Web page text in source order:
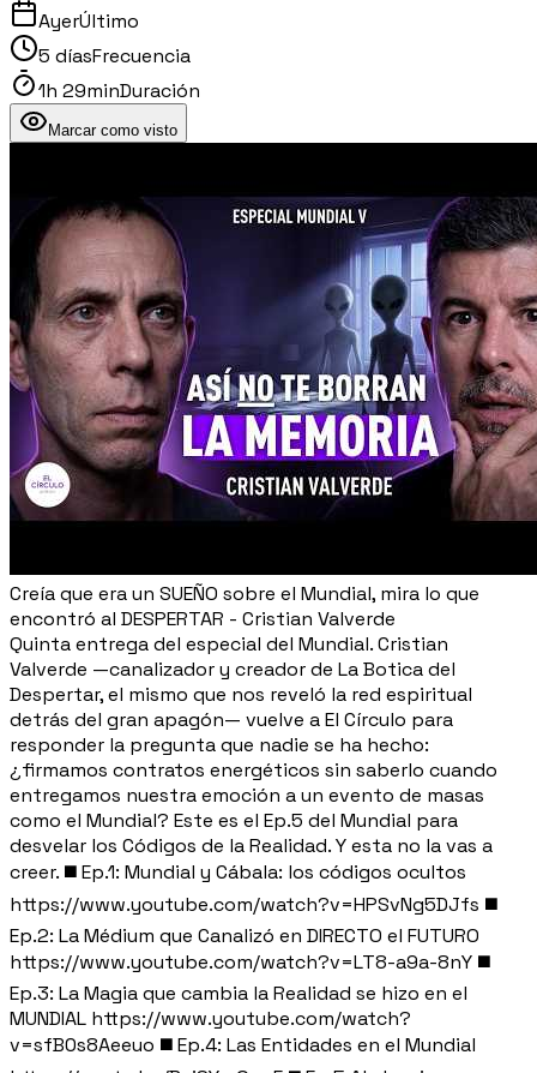
AyerÚltimo
5 díasFrecuencia
1h 29minDuración
Marcar como visto
Creía que era un SUEÑO sobre el Mundial, mira lo que
encontró al DESPERTAR - Cristian Valverde
Quinta entrega del especial del Mundial. Cristian
Valverde —canalizador y creador de La Botica del
Despertar, el mismo que nos reveló la red espiritual
detrás del gran apagón— vuelve a El Círculo para
responder la pregunta que nadie se ha hecho:
¿firmamos contratos energéticos sin saberlo cuando
entregamos nuestra emoción a un evento de masas
como el Mundial? Este es el Ep.5 del Mundial para
desvelar los Códigos de la Realidad. Y esta no la vas a
creer. ◼️ Ep.1: Mundial y Cábala: los códigos ocultos
https://www.youtube.com/watch?v=HPSvNg5DJfs ◼️
Ep.2: La Médium que Canalizó en DIRECTO el FUTURO
https://www.youtube.com/watch?v=LT8-a9a-8nY ◼️
Ep.3: La Magia que cambia la Realidad se hizo en el
MUNDIAL https://www.youtube.com/watch?
v=sfB0s8Aeeuo ◼️ Ep.4: Las Entidades en el Mundial